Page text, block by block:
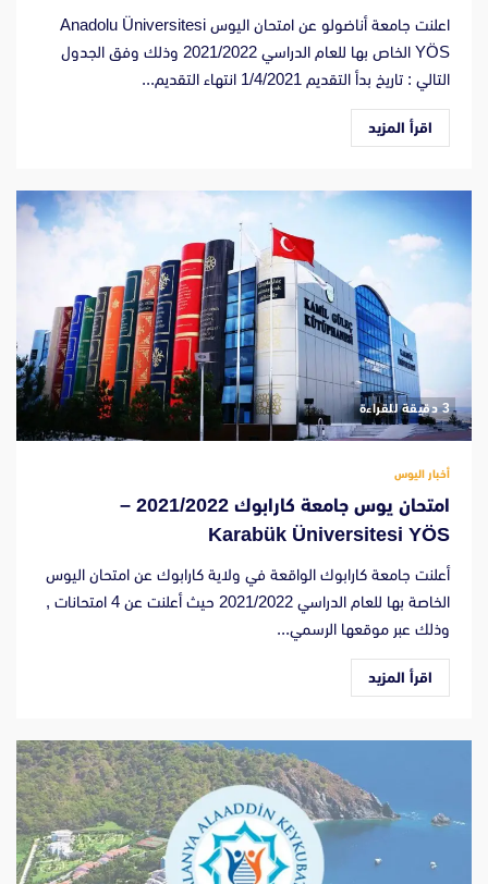
اعلنت جامعة أناضولو عن امتحان اليوس Anadolu Üniversitesi
YÖS الخاص بها للعام الدراسي 2021/2022 وذلك وفق الجدول
التالي : تاريخ بدأ التقديم 1/4/2021 انتهاء التقديم...
اقرأ المزيد
‫3 دقيقة للقراءة
أخبار اليوس
امتحان يوس جامعة كارابوك 2021/2022 –
Karabük Üniversitesi YÖS
أعلنت جامعة كارابوك الواقعة في ولاية كارابوك عن امتحان اليوس
الخاصة بها للعام الدراسي 2021/2022 حيث أعلنت عن 4 امتحانات ,
وذلك عبر موقعها الرسمي...
اقرأ المزيد